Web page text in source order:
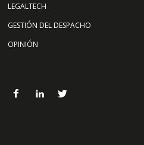
LEGALTECH
GESTIÓN DEL DESPACHO
OPINIÓN